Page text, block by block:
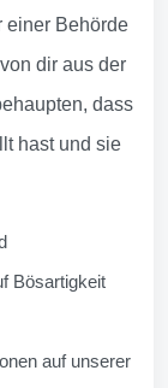
einer Behörde
dir aus der
dass
hast und sie
Bösartigkeit
auf unserer